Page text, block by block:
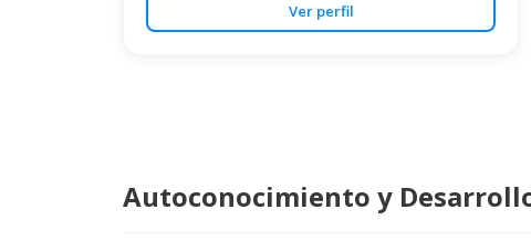
Ver perfil
Autoconocimiento y